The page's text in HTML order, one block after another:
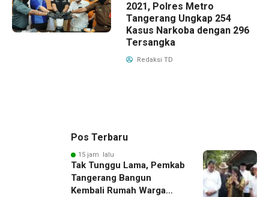
2021, Polres Metro
Tangerang Ungkap 254
Kasus Narkoba dengan 296
Tersangka
Redaksi TD
Pos Terbaru
15 jam lalu
Tak Tunggu Lama, Pemkab
Tangerang Bangun
Kembali Rumah Warga